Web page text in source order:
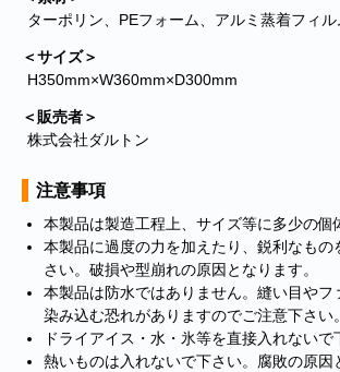
ターポリン、PEフォーム、アルミ蒸着フィル
＜サイズ＞
H350mm×W360mm×D300mm
＜販売者＞
株式会社ダルトン
注意事項
本製品は製造工程上、サイズ等に多少の個
本製品に過度の力を加えたり、鋭利なもの
さい。破損や型崩れの原因となります。
本製品は防水ではありません。縫い目やフ
染み込む恐れがありますのでご注意下さい。
ドライアイス・水・氷等を直接入れないで
熱いものは入れないで下さい。腐敗の原因